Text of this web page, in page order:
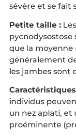
sévère et se fait
Petite taille :
que la moyenne
généralement
les jambes sont
individus
un nez aplati, et
proéminente